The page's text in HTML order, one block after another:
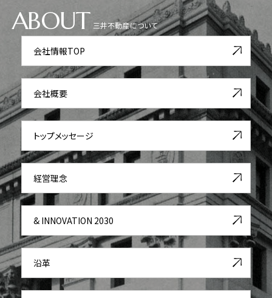
ABOUT 三井不動産について
会社情報TOP
会社概要
トップメッセージ
経営理念
& INNOVATION 2030
沿革